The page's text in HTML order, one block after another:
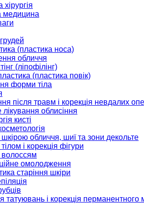
медицина
(пластика носа)
обличчя
(ліпофілінг)
(пластика повік)
форми тіла
після травм і корекція невдалих
лікування облисіння
кисті
обличчя, шиї та зони декольте
і корекція фігури
волоссям
омолодження
старіння шкіри
татуювань і корекція перманентного